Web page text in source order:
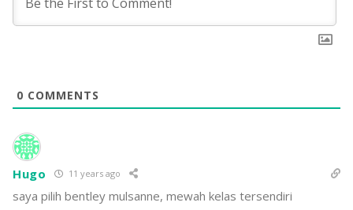
0 COMMENTS
Hugo 11 years ago
saya pilih bentley mulsanne, mewah kelas tersendiri